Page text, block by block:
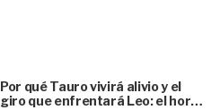
Por qué Tauro vivirá alivio y el
giro que enfrentará Leo: el hor…